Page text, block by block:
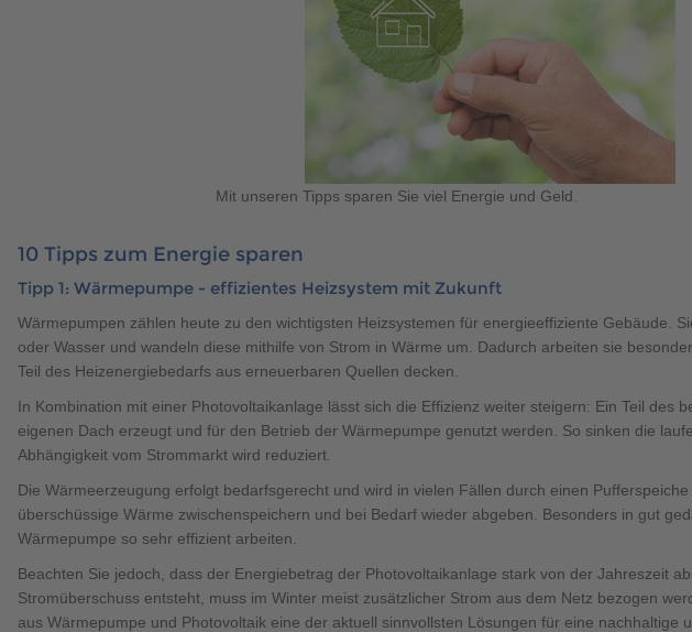
Mit unseren Tipps sparen Sie viel Energie und Geld.
10 Tipps zum Energie sparen
Tipp 1: Wärmepumpe - effizientes Heizsystem mit Zukunft
Wärmepumpen zählen heute zu den wichtigsten Heizsystemen für energieeffiziente Gebäude.
oder Wasser und wandeln diese mithilfe von Strom in Wärme um. Dadurch arbeiten sie
Teil des Heizenergiebedarfs aus erneuerbaren Quellen decken.
In Kombination mit einer Photovoltaikanlage lässt sich die Effizienz weiter steigern: Ein Teil des
eigenen Dach erzeugt und für den Betrieb der Wärmepumpe genutzt werden. So sinken die
Abhängigkeit vom Strommarkt wird reduziert.
Die Wärmeerzeugung erfolgt bedarfsgerecht und wird in vielen Fällen durch einen
überschüssige Wärme zwischenspeichern und bei Bedarf wieder abgeben. Besonders in gut
Wärmepumpe so sehr effizient arbeiten.
Beachten Sie jedoch, dass der Energiebetrag der Photovoltaikanlage stark von der Jahreszeit
Stromüberschuss entsteht, muss im Winter meist zusätzlicher Strom aus dem Netz bezogen
aus Wärmepumpe und Photovoltaik eine der aktuell sinnvollsten Lösungen für eine nachhaltige